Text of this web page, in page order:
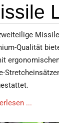
Qualität
...